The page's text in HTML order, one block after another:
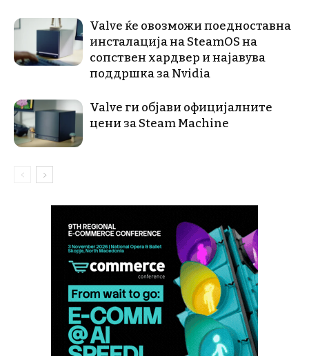
Valve ќе овозможи поедноставна
инсталација на SteamOS на
сопствен хардвер и најавува
поддршка за Nvidia
Valve ги објави официјалните
цени за Steam Machine